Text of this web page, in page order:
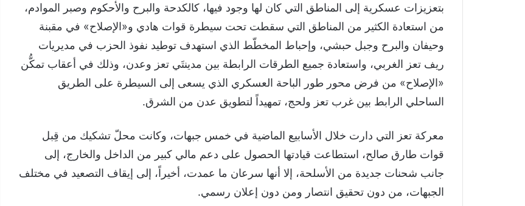
بتعزيزات عسكرية إلى المناطق التي كان لها وجود فيها، كالكدحة والبرح والأحكوم وصبر الموادم،
من استعادة الكثير من المناطق التي سقطت تحت سيطرة قوات هادي و«الإصلاح» في مقبنة
وحيفان والبرح وجبل حبشي، وإحباط المخطّط الذي استهدف توطيد نفوذ الحزب في مديريات
ريف تعز الغربي، واستعادة جميع الطرقات الرابطة بين مدينتَي تعز وعدن، وذلك في أعقاب تمكُّن
«الإصلاح» من فرض محور طور الباحة العسكري الذي يسعى إلى السيطرة على الطريق
الساحلي الرابط بين غرب تعز ولحج، تمهيداً لتطويق عدن من الشرق.
معركة تعز التي دارت خلال الأسابيع الماضية في خمس جبهات، وكانت محلّ تشكيك من قِبل
قوات طارق صالح، استطاعت قيادتها الحصول على دعم مالي كبير من الداخل والخارج، إلى
جانب شحنات جديدة من الأسلحة، إلا أنها سرعان ما عمدت، أخيراً، إلى إيقاف التصعيد في مختلف
الجبهات، من دون تحقيق انتصار ومن دون إعلان رسمي.